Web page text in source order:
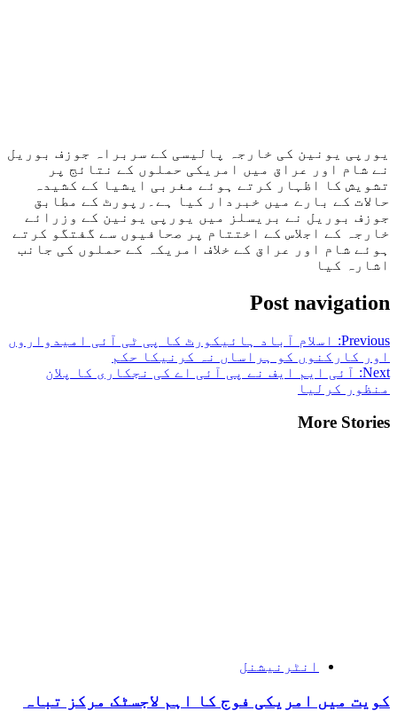
یورپی یونین کی خارجہ پالیسی کے سربراہ جوزف بوریل
نے شام اور عراق میں امریکی حملوں کے نتائج پر
تشویش کا اظہار کرتے ہوئے مغربی ایشیا کے کشیدہ
حالات کے بارے میں خبردار کیا ہے۔رپورٹ کے مطابق
جوزف بوریل نے بریسلز میں یورپی یونین کے وزرائے
خارجہ کے اجلاس کے اختتام پر صحافیوں سے گفتگو کرتے
ہوئے شام اور عراق کے خلاف امریکہ کے حملوں کی جانب
اشارہ کیا
Post navigation
Previous:
اسلام آباد ہائیکورٹ کا پی ٹی آئی امیدواروں
اور کارکنوں کو ہراساں نہ کرنیکا حکم
Next:
آئی ایم ایف نے پی آئی اے کی نجکاری کا پلان
منظور کرلیا
More Stories
انٹرنیشنل
کویت میں امریکی فوج کا اہم لاجسٹک مرکز تباہ